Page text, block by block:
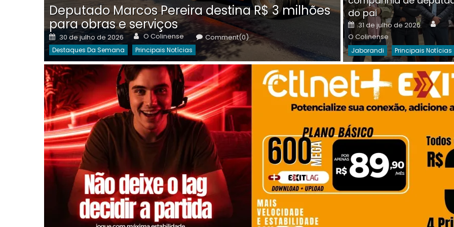
Deputado Marcos Pereira destina R$ 3 milhões
para obras e serviços
Posted
on
30 de julho de 2026 Author
O Colinense Comment(0)
Destaques Da Semana Principais Notícias
on
30 de julho de 2026 O
Destaques Da Semana
do pai
Posted
on
31 de julho de 2026
O Colinense
Jaborandi Principais Notícias